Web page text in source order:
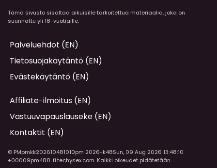
Tämä sivusto sisältää aikuisille tarkoitettua materiaalia, joka on
suunnattu yli 18-vuotiaille.
Palveluehdot (EN)
Tietosuojakäytäntö (EN)
Evästekäytäntö (EN)
Affiliate-ilmoitus (EN)
Vastuuvapauslauseke (EN)
Kontaktit (EN)
© PMpmkk202610481010pm 2026-k48Sun, 09 Aug 2026 13:48:10
+00009pm488. fi.techysex.com. Kaikki oikeudet pidätetään.